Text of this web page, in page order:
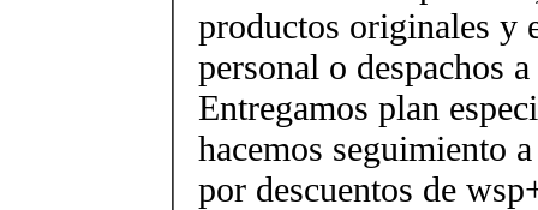
productos originales y
personal o despachos
Entregamos plan
hacemos seguimiento
por descuentos de